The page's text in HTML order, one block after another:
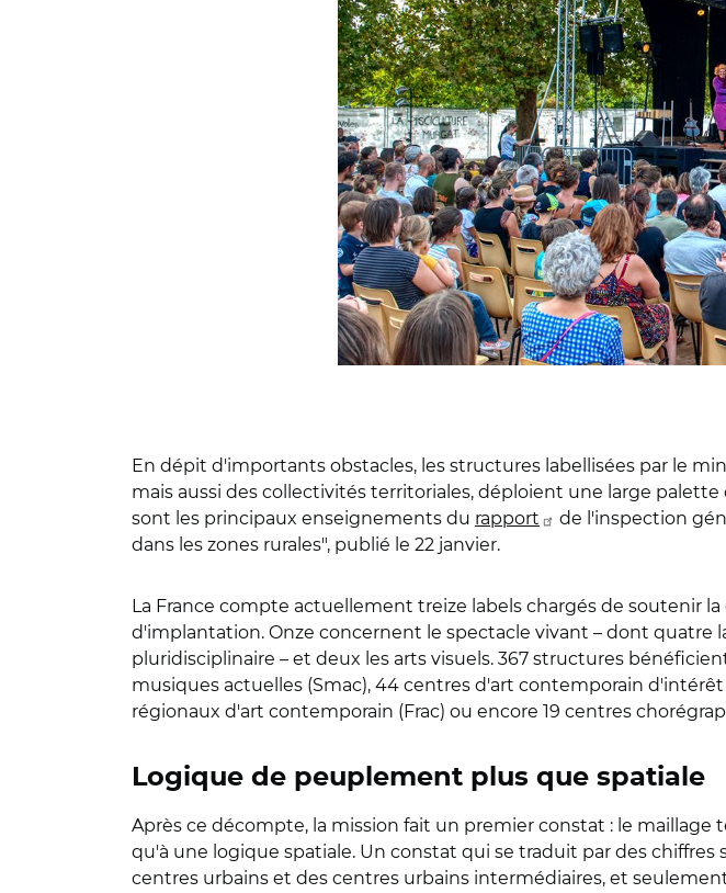
En dépit d'importants obstacles, les structures labellisées par le
mais aussi des collectivités territoriales, déploient une large
sont les principaux enseignements du rapport
de l'inspection
dans les zones rurales", publié le 22 janvier.
La France compte actuellement treize labels chargés de soutenir
d'implantation. Onze concernent le spectacle vivant – dont quatre
pluridisciplinaire – et deux les arts visuels. 367 structures
musiques actuelles (Smac), 44 centres d'art contemporain
régionaux d'art contemporain (Frac) ou encore 19 centres
Logique de peuplement plus que spatiale
Après ce décompte, la mission fait un premier constat : le
qu'à une logique spatiale. Un constat qui se traduit par des chiffres
centres urbains et des centres urbains intermédiaires, et